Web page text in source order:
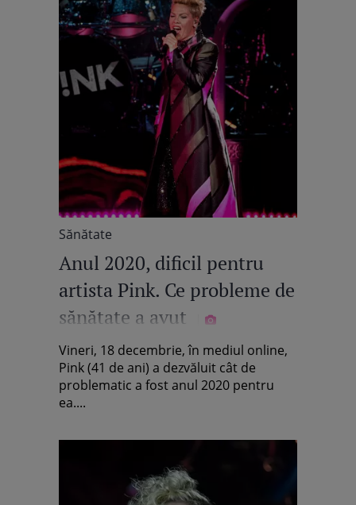
Sănătate
Anul 2020, dificil pentru
artista Pink. Ce probleme de
sănătate a avut
Vineri, 18 decembrie, în mediul online,
Pink (41 de ani) a dezvăluit cât de
problematic a fost anul 2020 pentru
ea....